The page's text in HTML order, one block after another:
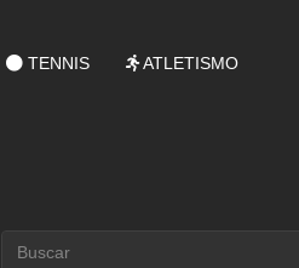
TENNIS ATLETISMO